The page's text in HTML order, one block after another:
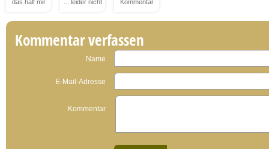
das half mir ... leider nicht Kommentar
Kommentar verfassen
Name
E-Mail-Adresse
Kommentar